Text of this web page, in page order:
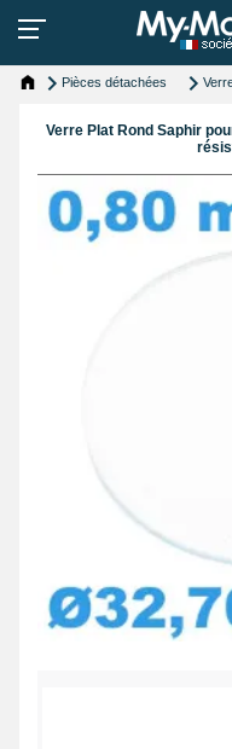
Pièces détachées
Verre Plat Rond Saphir